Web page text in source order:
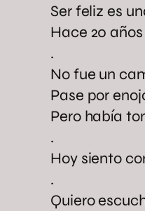
Ser feliz es
Hace 20
.
No fue un
Pase por
Pero había
.
Hoy siento
.
Quiero